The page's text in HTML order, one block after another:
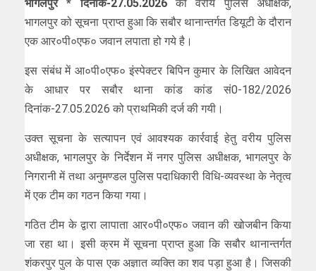
भागलपुर * दिनांक-27.05.2026को वरीय पुलिस अधीक्षक,
भागलपुर को सूचना प्राप्त हुआ कि सबौर थानान्तर्गत डियूटी के दौरान
एक आर०पी०एफ० जवान लपाता हो गये है।
इस संबंध में आ०पी०एफ० इंस्पेक्टर बिपिन कुमार के लिखित आवेदन
के आधार पर सबौर थाना कांड कांड सं0-182/2026
दिनांक-27.05.2026 को प्राथमिकी दर्ज की गयी।
उक्त सूचना के सत्यापन एवं आवश्यक कार्रवाई हेतु वरीय पुलिस
अधीक्षक, भागलपुर के निर्देशन में नगर पुलिस अधीक्षक, भागलपुर के
निगरानी में तथा अनुमण्डल पुलिस पदाधिकारी विधि-व्यवस्था के नेतृत्व
में एक टीम का गठन किया गया।
गठित टीम के द्वारा लापाता आर०पी०एफ० जवान की खोजबीन किया
जा रहा था। इसी क्रम में सूचना प्राप्त हुआ कि सबौर थानान्तर्गत
शंकरपुर पुल के पास एक अज्ञात व्यक्ति का शव पड़ा हुआ है। जिसकी